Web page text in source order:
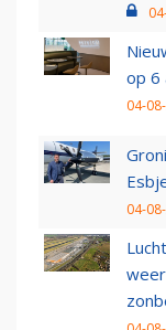
op 6
04-
04-